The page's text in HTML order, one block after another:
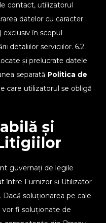
contact, utilizatorul
datelor cu caracter
în scopul
detaliilor serviciilor. 6.2.
și prelucrate datele
separată Politica de
care utilizatorul se obligă
și
guvernați de legile
între Furnizor și Utilizator
soluționarea pe cale
vor fi soluționate de